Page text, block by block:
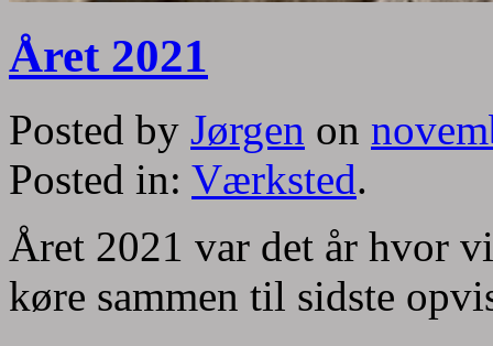
Året 2021
Posted by Jørgen on
Posted in: Værksted.
Året 2021 var det år hvor
køre sammen til sidste